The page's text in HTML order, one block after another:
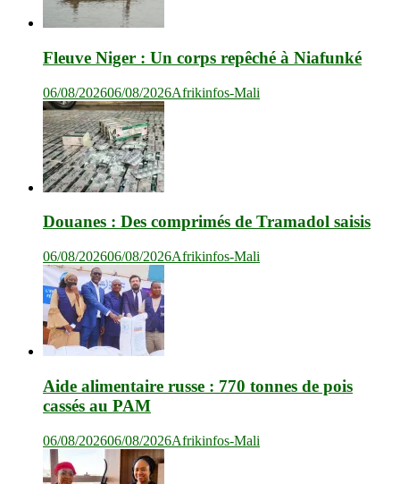
Fleuve Niger : Un corps repêché à Niafunké
06/08/202606/08/2026Afrikinfos-Mali
Douanes : Des comprimés de Tramadol saisis
06/08/202606/08/2026Afrikinfos-Mali
Aide alimentaire russe : 770 tonnes de pois
cassés au PAM
06/08/202606/08/2026Afrikinfos-Mali